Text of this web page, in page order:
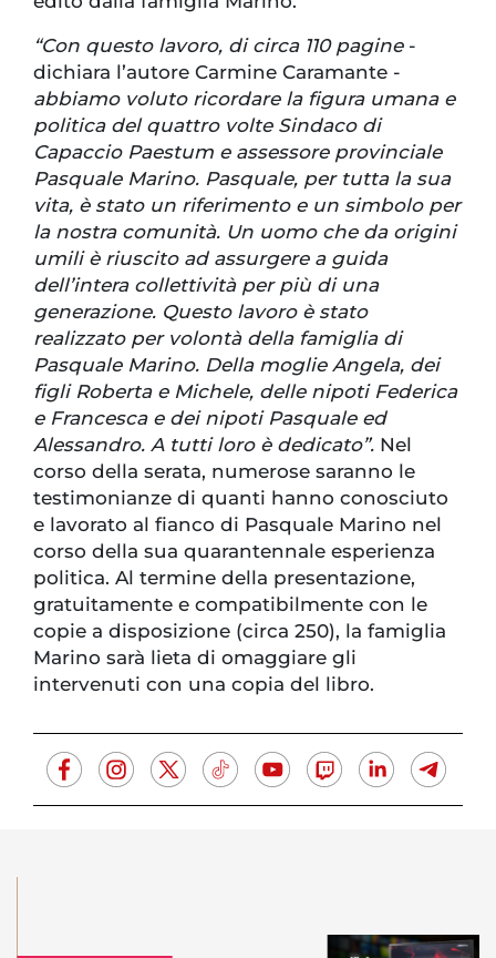
“Con questo lavoro, di circa 110 pagine-
dichiara l’autore Carmine Caramante -
abbiamo voluto ricordare la figura umana e
politica del quattro volte Sindaco di
Capaccio Paestum e assessore provinciale
Pasquale Marino. Pasquale, per tutta la sua
vita, è stato un riferimento e un simbolo per
la nostra comunità. Un uomo che da origini
umili è riuscito ad assurgere a guida
dell’intera collettività per più di una
generazione. Questo lavoro è stato
realizzato per volontà della famiglia di
Pasquale Marino. Della moglie Angela, dei
figli Roberta e Michele, delle nipoti Federica
e Francesca e dei nipoti Pasquale ed
Alessandro. A tutti loro è dedicato”. Nel
corso della serata, numerose saranno le
testimonianze di quanti hanno conosciuto
e lavorato al fianco di Pasquale Marino nel
corso della sua quarantennale esperienza
politica. Al termine della presentazione,
gratuitamente e compatibilmente con le
copie a disposizione (circa 250), la famiglia
Marino sarà lieta di omaggiare gli
intervenuti con una copia del libro.